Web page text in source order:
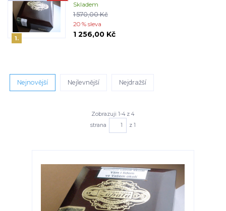
1.
Skladem
1 570,00 Kč
20 % sleva
1 256,00 Kč
Nejnovější Nejlevnější Nejdražší
Zobrazuji 1-4 z 4
strana
z 1